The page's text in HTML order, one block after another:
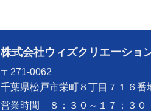
株式会社ウィズクリエーショ
〒271-0062
千葉県松戸市栄町８丁目７１６番
営業時間 ８：３０～１７：３０